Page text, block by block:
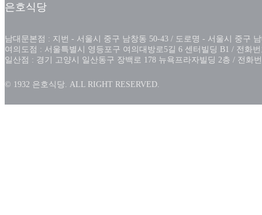
은호식당
남대문본점 : 지번 - 서울시 중구 남창동 50-43 / 도로명 - 서울시 중구
여의도점 : 서울특별시 영등포구 여의대방로5길 6 센터빌딩 B1 / 전화번
일산점 : 경기 고양시 일산동구 장백로 178 뉴욕프라자빌딩 2층 / 전화번
© 1932 은호식당. ALL RIGHT RESERVED.